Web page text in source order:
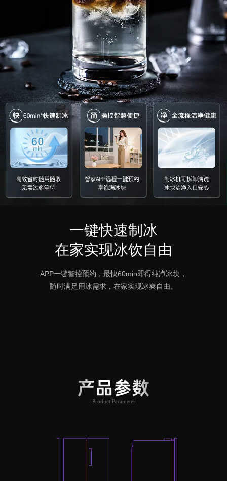
一键快速制冰
在家实现冰饮自由
APP一键智控预约，最快60min即得纯净冰块，
随时满足用冰需求，在家实现冰爽自由。
产品参数
Product Parameter